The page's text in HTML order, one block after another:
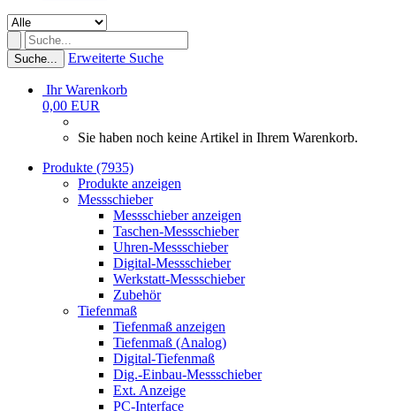
Suche... Erweiterte Suche
Ihr Warenkorb
0,00 EUR
Sie haben noch keine Artikel in Ihrem Warenkorb.
Produkte (7935)
Produkte anzeigen
Messschieber
Messschieber anzeigen
Taschen-Messschieber
Uhren-Messschieber
Digital-Messschieber
Werkstatt-Messschieber
Zubehör
Tiefenmaß
Tiefenmaß anzeigen
Tiefenmaß (Analog)
Digital-Tiefenmaß
Dig.-Einbau-Messschieber
Ext. Anzeige
PC-Interface